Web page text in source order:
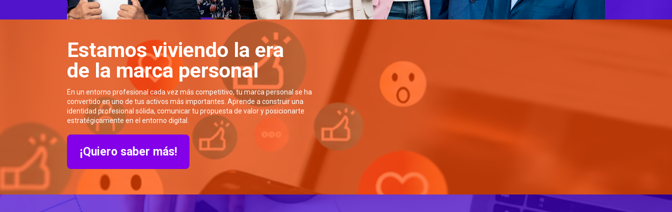
Estamos viviendo la era
de la marca personal
En un entorno profesional cada vez más competitivo, tu marca personal se ha
convertido en uno de tus activos más importantes. Aprende a construir una
identidad profesional sólida, comunicar tu propuesta de valor y posicionarte
estratégicamente en el entorno digital.
¡Quiero saber más!